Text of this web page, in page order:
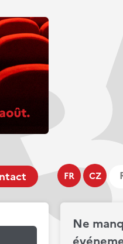
FR CZ
Ne